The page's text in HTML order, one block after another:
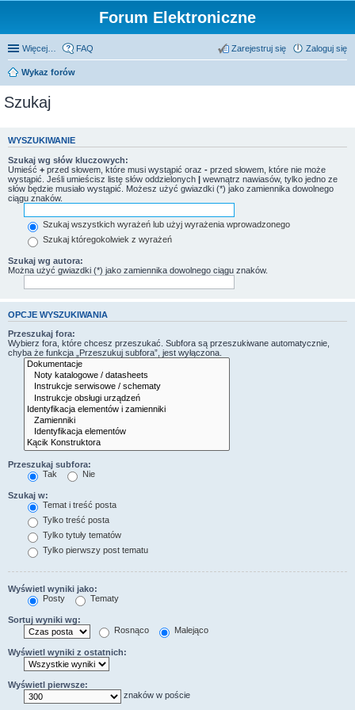
Forum Elektroniczne
Więcej… FAQ Zaloguj się
Zarejestruj się
Wykaz forów
Szukaj
WYSZUKIWANIE
Szukaj wg słów kluczowych:
Umieść + przed słowem, które musi wystąpić oraz - przed słowem, które nie może
wystąpić. Jeśli umieścisz listę słów oddzielonych | wewnątrz nawiasów, tylko jedno ze
słów będzie musiało wystąpić. Możesz użyć gwiazdki (*) jako zamiennika dowolnego
ciągu znaków.
Szukaj wszystkich wyrażeń lub użyj wyrażenia wprowadzonego
Szukaj któregokolwiek z wyrażeń
Szukaj wg autora:
Można użyć gwiazdki (*) jako zamiennika dowolnego ciągu znaków.
OPCJE WYSZUKIWANIA
Przeszukaj fora:
Wybierz fora, które chcesz przeszukać. Subfora są przeszukiwane automatycznie,
chyba że funkcja „Przeszukuj subfora”, jest wyłączona.
Przeszukaj subfora:
Tak
Nie
Szukaj w:
Temat i treść posta
Tylko treść posta
Tylko tytuły tematów
Tylko pierwszy post tematu
Wyświetl wyniki jako:
Posty
Tematy
Sortuj wyniki wg:
Rosnąco
Malejąco
Wyświetl wyniki z ostatnich:
Wyświetl pierwsze:
znaków w poście